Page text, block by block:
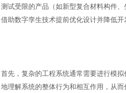
测试受限的产品（如新型复合材料构件
借助数字孪生技术提前优化设计并降低开
首先，复杂的工程系统通常需要进行模
地理解系统的整体行为和相互作用，从而